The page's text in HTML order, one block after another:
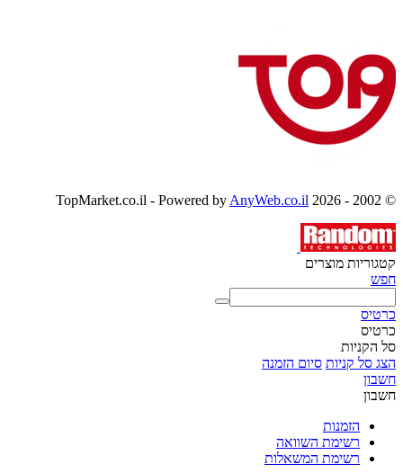
© 2002 - 2026 TopMarket.co.il - Powered by
AnyWeb.co.il
קטגוריות מוצרים
חפש
כרטיס
כרטיס
סל הקניות
הצג סל קניות סיום הזמנה
חשבון
חשבון
הזמנות
רשימת השוואה
רשימת המשאלות